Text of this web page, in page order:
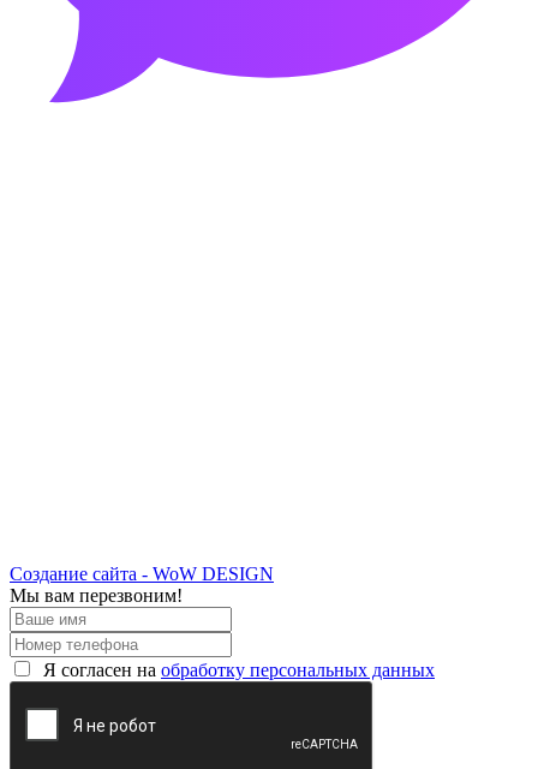
Создание сайта - WoW DESIGN
Мы вам перезвоним!
Я согласен на обработку персональных данных